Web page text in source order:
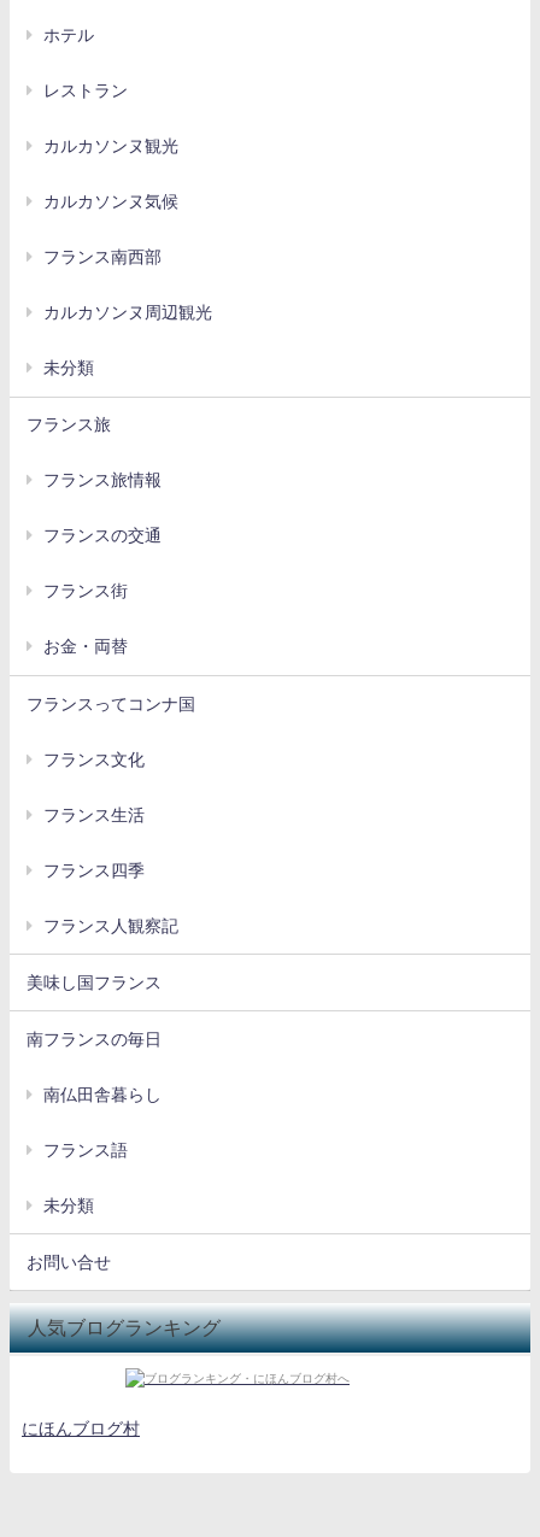
ホテル
レストラン
カルカソンヌ観光
カルカソンヌ気候
フランス南西部
カルカソンヌ周辺観光
未分類
フランス旅
フランス旅情報
フランスの交通
フランス街
お金・両替
フランスってコンナ国
フランス文化
フランス生活
フランス四季
フランス人観察記
美味し国フランス
南フランスの毎日
南仏田舎暮らし
フランス語
未分類
お問い合せ
人気ブログランキング
にほんブログ村